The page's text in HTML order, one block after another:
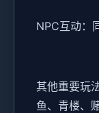
NPC互动：
其他重要玩
鱼、青楼、